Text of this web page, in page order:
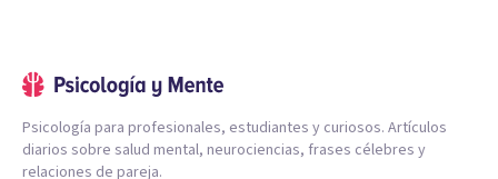
Psicología para profesionales, estudiantes y curiosos. Artículos
diarios sobre salud mental, neurociencias, frases célebres y
relaciones de pareja.